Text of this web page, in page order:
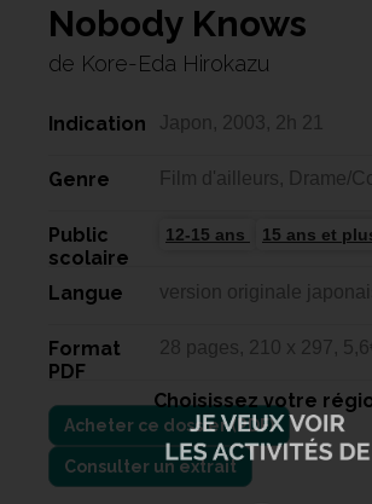
Nobody Knows
de Kore-Eda Hirokazu
Indication Japon, 2003, 2h 21
Genre Film d'ailleurs, Drame/
Public
scolaire
12-15 ans 15 ans et
Langue version originale
Format
PDF
28 pages, 210 x 297,
Consulter un extrait
Choisissez votre